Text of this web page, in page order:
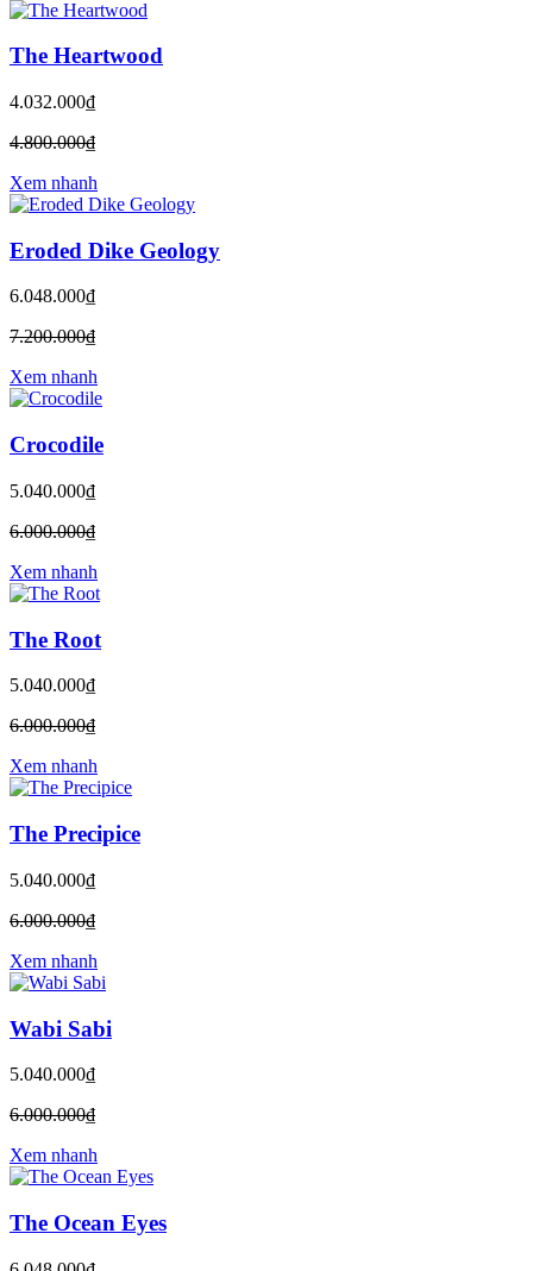
The Heartwood
4.032.000₫
4.800.000₫
Xem nhanh
Eroded Dike Geology
6.048.000₫
7.200.000₫
Xem nhanh
Crocodile
5.040.000₫
6.000.000₫
Xem nhanh
The Root
5.040.000₫
6.000.000₫
Xem nhanh
The Precipice
5.040.000₫
6.000.000₫
Xem nhanh
Wabi Sabi
5.040.000₫
6.000.000₫
Xem nhanh
The Ocean Eyes